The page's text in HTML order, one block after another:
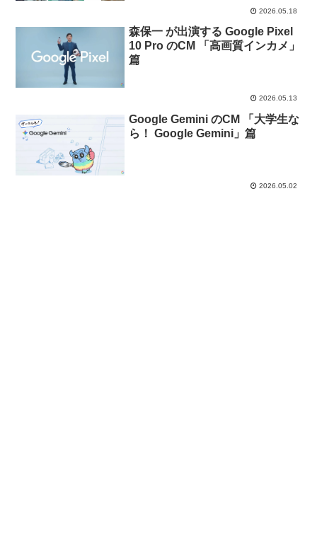
2026.05.18
森保一 が出演する Google Pixel
10 Pro のCM 「高画質インカメ」
篇
2026.05.13
Google Gemini のCM 「大学生な
ら！ Google Gemini」篇
2026.05.02